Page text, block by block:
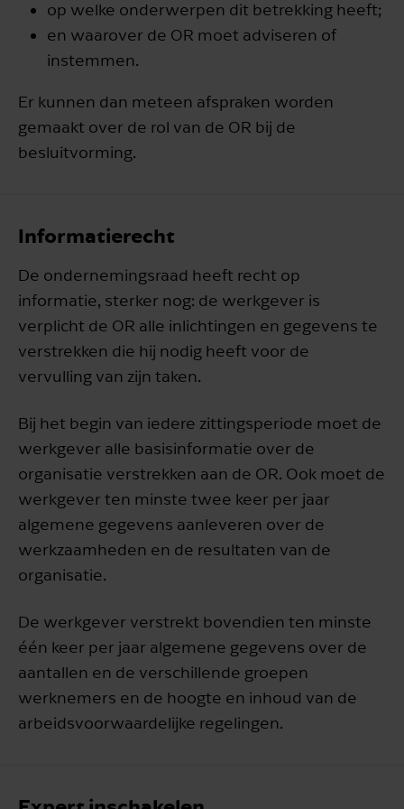
op welke onderwerpen dit betrekking heeft;
en waarover de OR moet adviseren of
instemmen.
Er kunnen dan meteen afspraken worden
gemaakt over de rol van de OR bij de
besluitvorming.
Informatierecht
De ondernemingsraad heeft recht op
informatie, sterker nog: de werkgever is
verplicht de OR alle inlichtingen en gegevens te
verstrekken die hij nodig heeft voor de
vervulling van zijn taken.
Bij het begin van iedere zittingsperiode moet de
werkgever alle basisinformatie over de
organisatie verstrekken aan de OR. Ook moet de
werkgever ten minste twee keer per jaar
algemene gegevens aanleveren over de
werkzaamheden en de resultaten van de
organisatie.
De werkgever verstrekt bovendien ten minste
één keer per jaar algemene gegevens over de
aantallen en de verschillende groepen
werknemers en de hoogte en inhoud van de
arbeidsvoorwaardelijke regelingen.